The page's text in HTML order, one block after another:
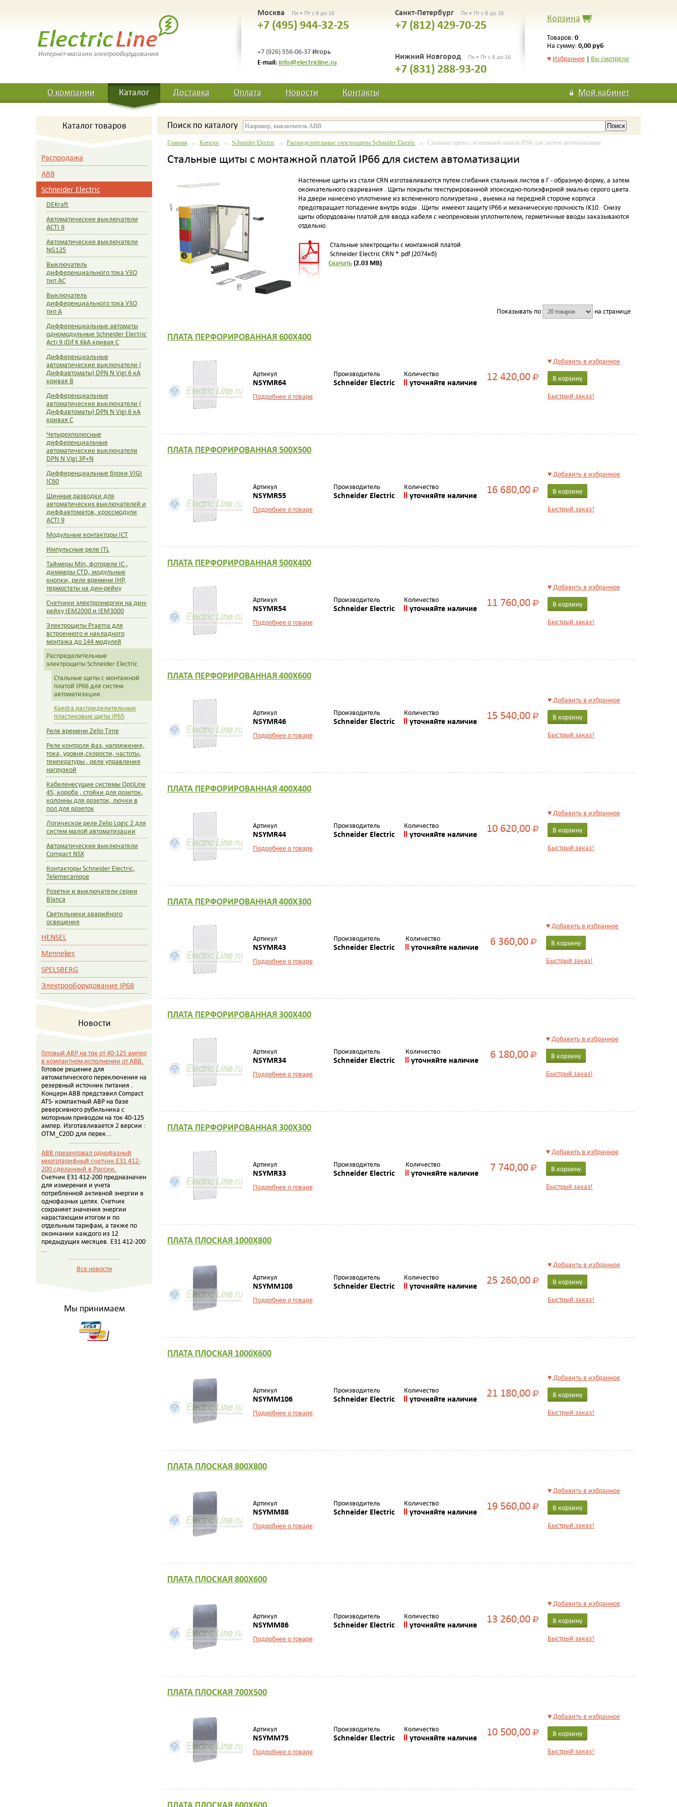
Интернет-магазин электрооборудования
Москва Пн • Пт с 8 до 16
+7 (495) 944-32-25
+7 (926) 556-06-37 Игорь
E-mail: info@electricline.ru
Санкт-Петербург Пн • Пт с 8 до 16
+7 (812) 429-70-25
Нижний Новгород Пн • Пт с 8 до 16
+7 (831) 288-93-20
Корзина
Товаров: 0
На сумму: 0,00 руб
♥ Избранное | Вы смотрели
О компании Каталог Доставка Оплата Новости Контакты Мой кабинет
Каталог товаров
Распродажа
ABB
Schneider Electric
DEKraft
Автоматические выключатели
ACTI 9
Автоматические выключатели
NG125
Выключатель
дифференциального тока УЗО
тип AC
Выключатель
дифференциального тока УЗО
тип A
Дифференциальные автоматы
одномодульные Schneider Electric
Acti 9 iDif K 6kA кривая С
Дифференциальные
автоматические выключатели (
Диффавтоматы) DPN N Vigi 6 кА
кривая B
Дифференциальные
автоматические выключатели (
Диффавтоматы) DPN N Vigi 6 кА
кривая C
Четырехполюсные
дифференциальные
автоматические выключатели
DPN N Vigi 3P+N
Дифференциальные блоки VIGI
IC60
Шинные разводки для
автоматических выключателей и
диффавтоматов, кроссмодули
ACTI 9
Модульные контакторы ICT
Импульсные реле ITL
Таймеры Min, фотореле IC ,
диммеры CTD, модульные
кнопки, реле времени IHP,
термостаты на дин-рейку
Счетчики электроэнергии на дин-
рейку IEM2000 и IEM3000
Электрощиты Pragma для
встроенного и накладного
монтажа до 144 модулей
Распределительные
электрощиты Schneider Electric
Стальные щиты с монтажной
платой IP66 для систем
автоматизации
Kaedra распределительные
пластиковые щиты IP65
Реле времени Zelio Time
Реле контроля фаз, напряжения,
тока, уровня,скорости, частоты,
температуры , реле управления
нагрузкой
Кабеленесущие системы OptiLine
45, короба , стойки для розеток,
колонны для розеток, лючки в
пол для розеток
Логическое реле Zelio Logic 2 для
систем малой автоматизации
Автоматические выключатели
Compact NSX
Контакторы Schneider Electric,
Telemecanique
Розетки и выключатели серии
Blanca
Светильники аварийного
освещения
HENSEL
Mennekes
SPELSBERG
Электрооборудование IP68
Новости
Готовый АВР на ток от 40-125 ампер
в компактном исполнении от АВВ.
Готовое решение для
автоматического переключения на
резервный источник питания .
Концерн АВВ представил Compact
ATS- компактный АВР на базе
реверсивного рубильника с
моторным приводом на ток 40-125
ампер. Изготавливается 2 версии :
OTM_C20D для перек...
ABB презентовал однофазный
многотарифный счетчик E31 412-
200 сделанный в России.
Счетчик E31 412-200 предназначен
для измерения и учета
потребленной активной энергии в
однофазных цепях. Счетчик
сохраняет значения энергии
нарастающим итогом и по
отдельным тарифам, а также по
окончании каждого из 12
предыдущих месяцев. E31 412-200
...
Все новости
Мы принимаем
Поиск по каталогу
Главная → Каталог → Schneider Electric → Распределительные электрощиты Schneider Electric → Стальные щиты с монтажной платой IP66 для систем автоматизации
Стальные щиты с монтажной платой IP66 для систем автоматизации
Настенные щиты из стали CRN изготавливаются путем сгибания стальных листов в Г - образную форму, а затем
окончательного сваривания . Щиты покрыты текстурированной эпоксидно-полиэфирной эмалью серого цвета.
На двери нанесено уплотнение из вспененного полиуретана , выемка на передней стороне корпуса
предотвращает попадение внутрь воды . Щиты имееют защиту IP66 и механическую прочность IK10. Снизу
щиты оборудованы платой для ввода кабеля с неопреновым уплотнителем, герметичные вводы заказываются
отдельно.
Стальные электрощиты с монтажной платой
Schneider Electric CRN *.pdf (2074кб)
Скачать(2.03 MB)
Показывать по на странице
ПЛАТА ПЕРФОРИРОВАННАЯ 600Х400
Артикул
NSYMR64
Подробнее о товаре
Производитель
Schneider Electric
Количество
уточняйте наличие 12 420,00Р
♥Добавить в избранное
В корзину
Быстрый заказ!
ПЛАТА ПЕРФОРИРОВАННАЯ 500Х500
Артикул
NSYMR55
Подробнее о товаре
Производитель
Schneider Electric
Количество
уточняйте наличие 16 680,00Р
♥Добавить в избранное
В корзину
Быстрый заказ!
ПЛАТА ПЕРФОРИРОВАННАЯ 500Х400
Артикул
NSYMR54
Подробнее о товаре
Производитель
Schneider Electric
Количество
уточняйте наличие 11 760,00Р
♥Добавить в избранное
В корзину
Быстрый заказ!
ПЛАТА ПЕРФОРИРОВАННАЯ 400Х600
Артикул
NSYMR46
Подробнее о товаре
Производитель
Schneider Electric
Количество
уточняйте наличие 15 540,00Р
♥Добавить в избранное
В корзину
Быстрый заказ!
ПЛАТА ПЕРФОРИРОВАННАЯ 400Х400
Артикул
NSYMR44
Подробнее о товаре
Производитель
Schneider Electric
Количество
уточняйте наличие 10 620,00Р
♥Добавить в избранное
В корзину
Быстрый заказ!
ПЛАТА ПЕРФОРИРОВАННАЯ 400Х300
Артикул
NSYMR43
Подробнее о товаре
Производитель
Schneider Electric
Количество
уточняйте наличие 6 360,00Р
♥Добавить в избранное
В корзину
Быстрый заказ!
ПЛАТА ПЕРФОРИРОВАННАЯ 300Х400
Артикул
NSYMR34
Подробнее о товаре
Производитель
Schneider Electric
Количество
уточняйте наличие 6 180,00Р
♥Добавить в избранное
В корзину
Быстрый заказ!
ПЛАТА ПЕРФОРИРОВАННАЯ 300Х300
Артикул
NSYMR33
Подробнее о товаре
Производитель
Schneider Electric
Количество
уточняйте наличие 7 740,00Р
♥Добавить в избранное
В корзину
Быстрый заказ!
ПЛАТА ПЛОСКАЯ 1000Х800
Артикул
NSYMM108
Подробнее о товаре
Производитель
Schneider Electric
Количество
уточняйте наличие 25 260,00Р
♥Добавить в избранное
В корзину
Быстрый заказ!
ПЛАТА ПЛОСКАЯ 1000Х600
Артикул
NSYMM106
Подробнее о товаре
Производитель
Schneider Electric
Количество
уточняйте наличие 21 180,00Р
♥Добавить в избранное
В корзину
Быстрый заказ!
ПЛАТА ПЛОСКАЯ 800Х800
Артикул
NSYMM88
Подробнее о товаре
Производитель
Schneider Electric
Количество
уточняйте наличие 19 560,00Р
♥Добавить в избранное
В корзину
Быстрый заказ!
ПЛАТА ПЛОСКАЯ 800Х600
Артикул
NSYMM86
Подробнее о товаре
Производитель
Schneider Electric
Количество
уточняйте наличие 13 260,00Р
♥Добавить в избранное
В корзину
Быстрый заказ!
ПЛАТА ПЛОСКАЯ 700Х500
Артикул
NSYMM75
Подробнее о товаре
Производитель
Schneider Electric
Количество
уточняйте наличие 10 500,00Р
♥Добавить в избранное
В корзину
Быстрый заказ!